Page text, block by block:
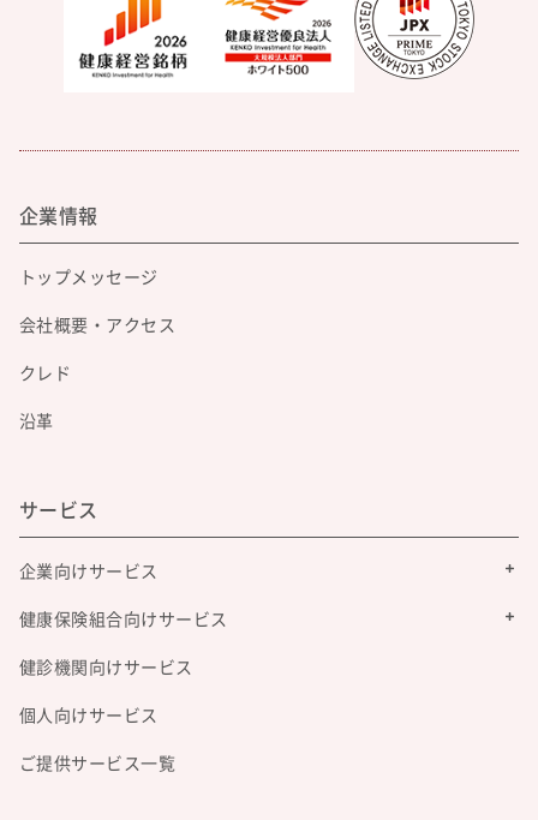
企業情報
トップメッセージ
会社概要・アクセス
クレド
沿革
サービス
企業向けサービス
健康保険組合向けサービス
健診機関向けサービス
個人向けサービス
ご提供サービス一覧